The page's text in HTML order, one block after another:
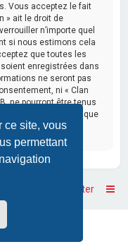
ce site, vous
permettant
Vous acceptez le fait
» ait le droit de
n’importe quel
si nous estimons cela
que toutes les
enregistrées dans
ne seront pas
ni « Clan
ne pourront être tenus
de piratage informatique
Nous contacter